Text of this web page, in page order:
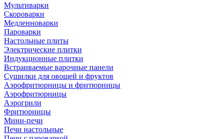
Мультиварки
Скороварки
Медленноварки
Пароварки
Настольные плиты
Электрические плитки
Индукционные плитки
Встраиваемые варочные панели
Сушилки для овощей и фруктов
Аэрофритюрницы и фритюрницы
Аэрофритюрницы
Аэрогрили
Фритюрницы
Мини-печи
Печи настольные